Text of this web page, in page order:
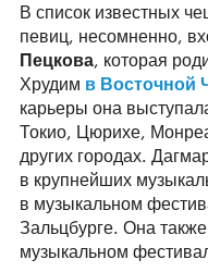
В список известных
певиц, несомненно,
Пецкова, которая
Хрудим в Восточной
карьеры она
Токио, Цюрихе,
других городах.
в крупнейших
в музыкальном
Зальцбурге. Она
музыкальном